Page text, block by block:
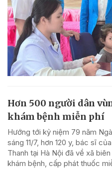
Hơn 500 người dân
khám bệnh miễn phí
Hướng tới kỷ niệm 79 năm
sáng 11/7, hơn 120 y, bác sĩ
Thanh tại Hà Nội đã về xã
khám bệnh, cấp phát thuốc